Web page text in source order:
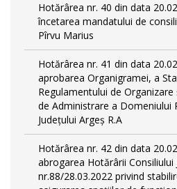
Hotărârea nr. 40 din data
încetarea mandatului de
Pîrvu Marius
Hotărârea nr. 41 din data
aprobarea Organigramei, a
Regulamentului de
de Administrare a Domeniului
Județului Argeș R.A
Hotărârea nr. 42 din data
abrogarea Hotărârii Consiliului
nr.88/28.03.2022 privind